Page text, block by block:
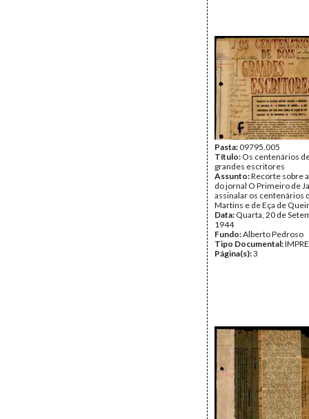
Pasta:09795.005
Título: Os centenários
grandes escritores
Assunto:Recorte sobre
do jornal O Primeiro de
assinalar os centenários
Martins e de Eça de
Data: Quarta, 20 de
1944
Fundo:Alberto Pedroso
Tipo Documental:
Página(s):3